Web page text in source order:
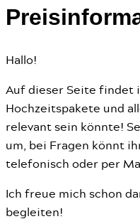
Hallo!
Auf dieser Seite findet
Hochzeitspakete und
relevant sein könnte!
um, bei Fragen könnt
telefonisch oder per
Ich freue mich schon
begleiten!